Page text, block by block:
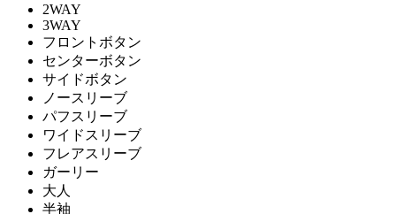
2WAY
3WAY
フロントボタン
センターボタン
サイドボタン
ノースリーブ
パフスリーブ
ワイドスリーブ
フレアスリーブ
ガーリー
大人
半袖